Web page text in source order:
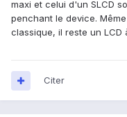
maxi et celui d'un SLCD
penchant le device.
classique, il reste un LCD
Citer